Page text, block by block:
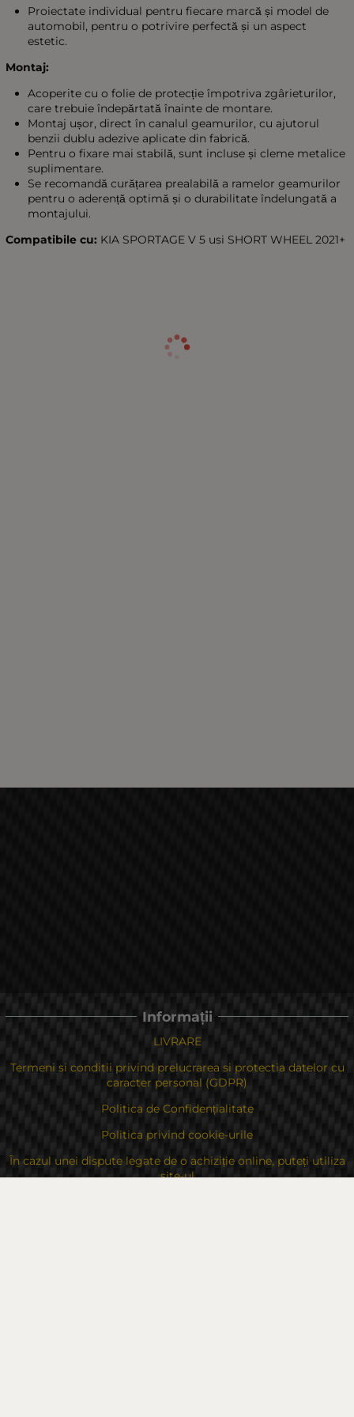
Proiectate individual pentru fiecare marcă și model de
automobil, pentru o potrivire perfectă și un aspect
estetic.
Montaj:
Acoperite cu o folie de protecție împotriva zgârieturilor,
care trebuie îndepărtată înainte de montare.
Montaj ușor, direct în canalul geamurilor, cu ajutorul
benzii dublu adezive aplicate din fabrică.
Pentru o fixare mai stabilă, sunt incluse și cleme metalice
suplimentare.
Se recomandă curățarea prealabilă a ramelor geamurilor
pentru o aderență optimă și o durabilitate îndelungată a
montajului.
Compatibile cu: KIA SPORTAGE V 5 usi SHORT WHEEL 2021+
Informații
LIVRARE
Termeni si conditii privind prelucrarea si protectia datelor cu
caracter personal (GDPR)
Politica de Confidențialitate
Politica privind cookie-urile
În cazul unei dispute legate de o achiziție online, puteți utiliza
site-ul